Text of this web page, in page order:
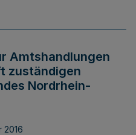
Amtshandlungen
zuständigen
Nordrhein-
2016